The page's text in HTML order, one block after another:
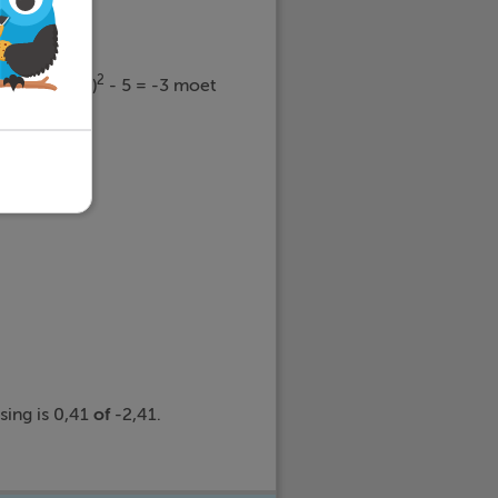
bij (x + 1)2 - 5 = -3 moet
is 0,41 of-2,41.